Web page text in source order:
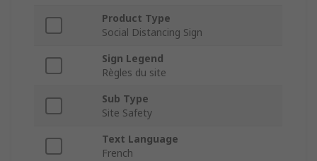
Product Type
Social Distancing Sign
Sign Legend
Règles du site
Sub Type
Site Safety
Text Language
French